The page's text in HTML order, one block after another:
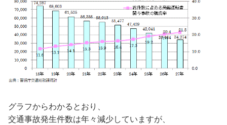
グラフからわかるとおり、
交通事故発生件数は年々減少していますが、